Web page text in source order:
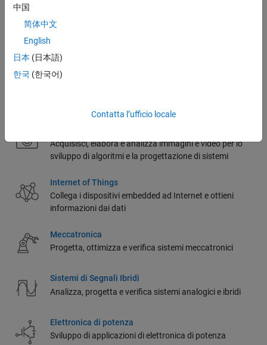
Sviluppo di FPGA, ASIC e SoC
Acquisisci, elabora e analizza immagini e video per lo
sviluppo di algoritmi e la progettazione di sistemi
Internet of Things
Collega i dispositivi embedded ad Internet e ottieni
informazioni dai dati
Meccatronica
Progetta, ottimizza e verifica sistemi meccatronici
Sistemi di Segnali Ibridi
Analizza, progetta e verifica sistemi analogici e ibridi
Elettronica di potenza
Sviluppo di applicazioni di elettronica di potenza
中国
简体中文
English
日本 (日本語)
한국 (한국어)
Contatta l’ufficio locale